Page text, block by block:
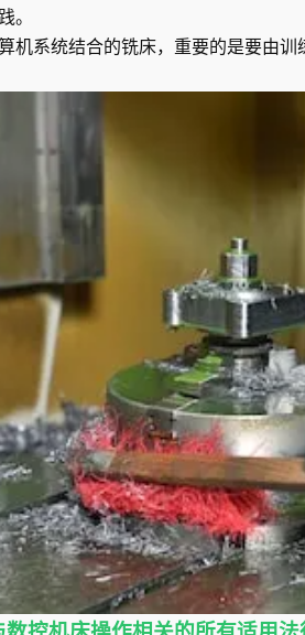
。
机系统结合的铣床，重要的是要由